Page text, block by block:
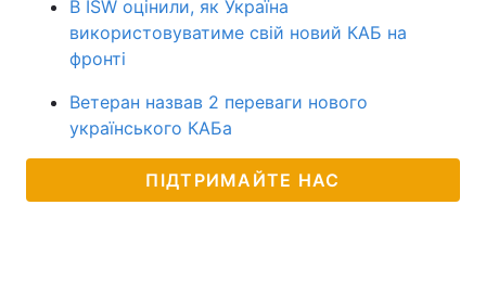
В ISW оцінили, як Україна
використовуватиме свій новий КАБ на
фронті
Ветеран назвав 2 переваги нового
українського КАБа
ПІДТРИМАЙТЕ НАС